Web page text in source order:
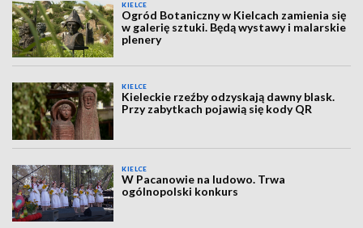
KIELCE
Ogród Botaniczny w Kielcach zamienia się
w galerię sztuki. Będą wystawy i malarskie
plenery
KIELCE
Kieleckie rzeźby odzyskają dawny blask.
Przy zabytkach pojawią się kody QR
KIELCE
W Pacanowie na ludowo. Trwa
ogólnopolski konkurs